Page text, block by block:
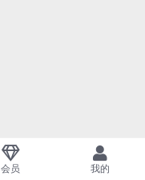
会员 我的